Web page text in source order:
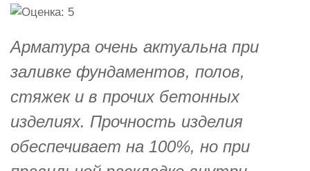
Арматура очень актуальна при
заливке фундаментов, полов,
стяжек и в прочих бетонных
изделиях. Прочность изделия
обеспечивает на 100%, но при